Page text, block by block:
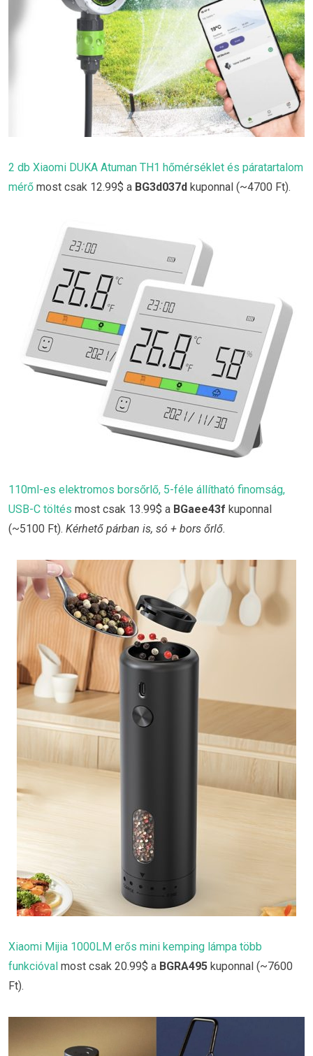
2 db Xiaomi DUKA Atuman TH1 hőmérséklet és páratartalom
mérő most csak 12.99$ a BG3d037d kuponnal (~4700 Ft).
110ml-es elektromos borsőrlő, 5-féle állítható finomság,
USB-C töltés most csak 13.99$ a BGaee43f kuponnal
(~5100 Ft). Kérhető párban is, só + bors őrlő.
Xiaomi Mijia 1000LM erős mini kemping lámpa több
funkcióval most csak 20.99$ a BGRA495 kuponnal (~7600
Ft).